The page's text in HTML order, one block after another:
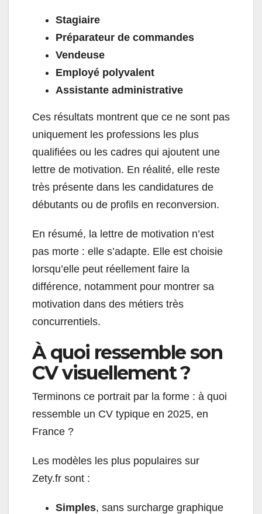
Stagiaire
Préparateur de commandes
Vendeuse
Employé polyvalent
Assistante administrative
Ces résultats montrent que ce ne sont pas
uniquement les professions les plus
qualifiées ou les cadres qui ajoutent une
lettre de motivation. En réalité, elle reste
très présente dans les candidatures de
débutants ou de profils en reconversion.
En résumé, la lettre de motivation n’est
pas morte : elle s’adapte. Elle est choisie
lorsqu’elle peut réellement faire la
différence, notamment pour montrer sa
motivation dans des métiers très
concurrentiels.
À quoi ressemble son
CV visuellement ?
Terminons ce portrait par la forme : à quoi
ressemble un CV typique en 2025, en
France ?
Les modèles les plus populaires sur
Zety.fr sont :
Simples, sans surcharge graphique